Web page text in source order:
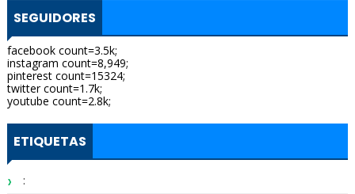
SEGUIDORES
facebook count=3.5k;
instagram count=8,949;
pinterest count=15324;
twitter count=1.7k;
youtube count=2.8k;
ETIQUETAS
: